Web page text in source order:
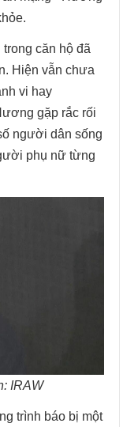
căn hộ đã
Hiện vẫn chưa
vi hay
gặp rắc rối
người dân sống
phụ nữ từng
IRAW
trình báo bị một